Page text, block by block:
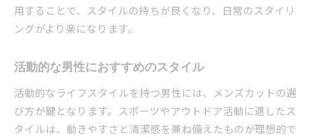
用することで、スタイルの持ちが良くなり、日常のスタイリ
ングがより楽になります。
活動的な男性におすすめのスタイル
活動的なライフスタイルを持つ男性には、メンズカットの選
び方が鍵となります。スポーツやアウトドア活動に適したス
タイルは、動きやすさと清潔感を兼ね備えたものが理想的で